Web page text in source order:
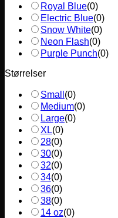
Royal Blue(0)
Electric Blue(0)
Snow White(0)
Neon Flash(0)
Purple Punch(0)
Størrelser
Small (0)
Medium(0)
Large(0)
XL(0)
28(0)
30(0)
32(0)
34(0)
36(0)
38(0)
14 oz(0)